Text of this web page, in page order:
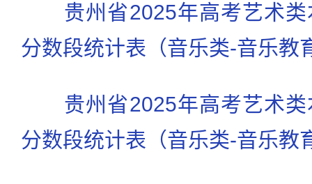
贵州省2025年高考艺术
分数段统计表（音乐类-音乐教
贵州省2025年高考艺术
分数段统计表（音乐类-音乐教